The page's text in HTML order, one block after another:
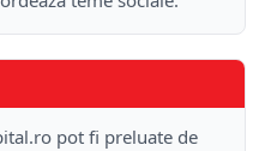
pot fi preluate de